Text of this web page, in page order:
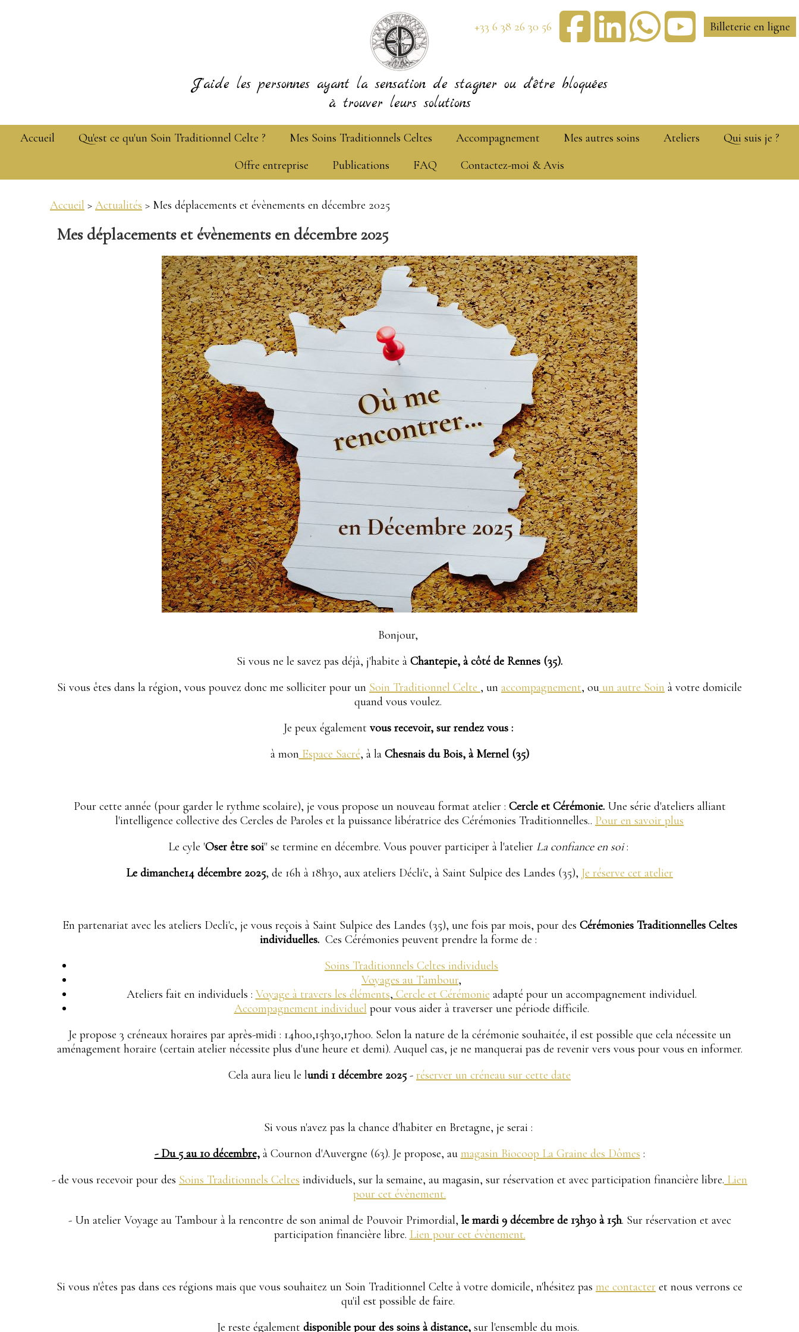
+33 6 38 26 30 56 Billeterie en ligne
J'aide les personnes ayant la sensation de stagner ou d'être bloquées
à trouver leurs solutions
Accueil Qu'est ce qu'un Soin Traditionnel Celte ? Mes Soins Traditionnels Celtes Accompagnement Mes autres soins Ateliers
Qui suis je ?
Offre entreprise
Publications FAQ Contactez-moi & Avis
Accueil > Actualités > Mes déplacements et évènements en décembre 2025
Mes déplacements et évènements en décembre 2025
Bonjour,
Si vous ne le savez pas déjà, j'habite à Chantepie, à côté de Rennes (35).
Si vous êtes dans la région, vous pouvez donc me solliciter pour un Soin Traditionnel Celte , un accompagnement, ou un autre Soin à votre domicile
quand vous voulez.
Je peux également vous recevoir, sur rendez vous :
à mon Espace Sacré, à la Chesnais du Bois, à Mernel (35)
Pour cette année (pour garder le rythme scolaire), je vous propose un nouveau format atelier : Cercle et Cérémonie. Une série d'ateliers alliant
l'intelligence collective des Cercles de Paroles et la puissance libératrice des Cérémonies Traditionnelles.. Pour en savoir plus
Le cyle 'Oser être soi" se termine en décembre. Vous pouver participer à l'atelier La confiance en soi:
Le dimanche14 décembre 2025, de 16h à 18h30, aux ateliers Décli'c, à Saint Sulpice des Landes (35), Je réserve cet atelier
En partenariat avec les ateliers Decli'c, je vous reçois à Saint Sulpice des Landes (35), une fois par mois, pour des Cérémonies Traditionnelles Celtes
individuelles.Ces Cérémonies peuvent prendre la forme de :
Soins Traditionnels Celtes individuels
Voyages au Tambour,
Ateliers fait en individuels : Voyage à travers les éléments, Cercle et Cérémonie adapté pour un accompagnement individuel.
Accompagnement individuel pour vous aider à traverser une période difficile.
Je propose 3 créneaux horaires par après-midi : 14h00,15h30,17h00. Selon la nature de la cérémonie souhaitée, il est possible que cela nécessite un
aménagement horaire (certain atelier nécessite plus d'une heure et demi). Auquel cas, je ne manquerai pas de revenir vers vous pour vous en informer.
Cela aura lieu le lundi 1 décembre 2025 - réserver un créneau sur cette date
Si vous n'avez pas la chance d'habiter en Bretagne, je serai :
- Du 5 au 10 décembre,à Cournon d'Auvergne (63). Je propose, au magasin Biocoop La Graine des Dômes :
- de vous recevoir pour des Soins Traditionnels Celtes individuels, sur la semaine, au magasin, sur réservation et avec participation financière libre. Lien
pour cet évènement.
- Un atelier Voyage au Tambour à la rencontre de son animal de Pouvoir Primordial, le mardi 9 décembre de 13h30 à 15h. Sur réservation et avec
participation financière libre. Lien pour cet évènement.
Si vous n'êtes pas dans ces régions mais que vous souhaitez un Soin Traditionnel Celte à votre domicile, n'hésitez pas me contacter et nous verrons ce
qu'il est possible de faire.
Je reste également disponible pour des soins à distance, sur l'ensemble du mois.